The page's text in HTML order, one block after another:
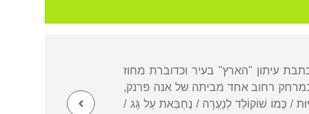
עיתון "הארץ" בעיר וכדוברת מחוז
רחוב אחד מביתה של אנה פרנק,
/ כְּמוֹ שׁוֹקוֹלַד לְנַעֲרָה / נֶחְבֵּאת עַל גַּג /